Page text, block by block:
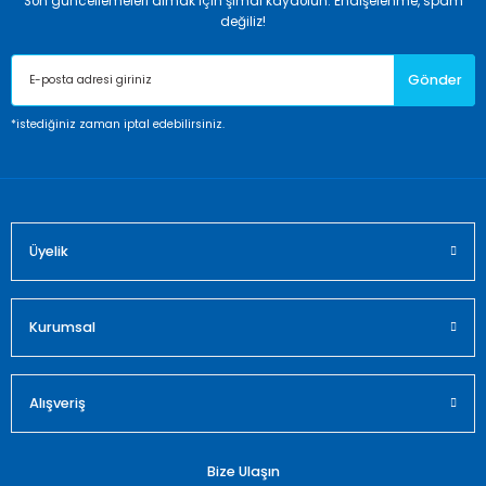
Ürün resmi kalitesiz, bozuk veya görüntülenemiyor.
Ürün açıklamasında eksik bilgiler bulunuyor.
Ürün bilgilerinde hatalar bulunuyor.
Ürün fiyatı diğer sitelerden daha pahalı.
değiliz!
Gönder
*istediğiniz zaman iptal edebilirsiniz.
Üyelik
Kurumsal
Alışveriş
Bize Ulaşın